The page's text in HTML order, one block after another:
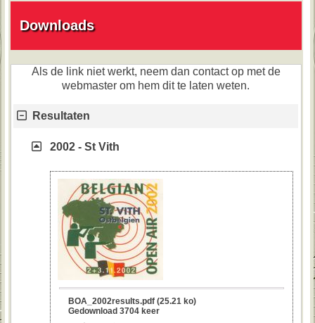
Downloads
Als de link niet werkt, neem dan contact op met de
webmaster om hem dit te laten weten.
Resultaten
2002 - St Vith
BOA_2002results.pdf (25.21 ko)
Gedownload 3704 keer